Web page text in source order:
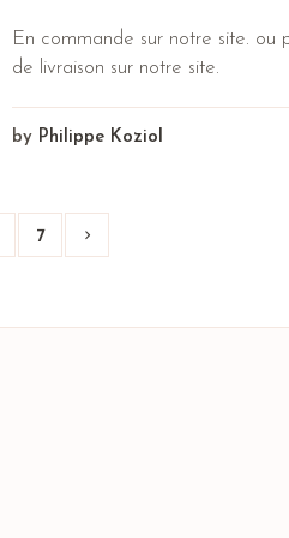
En commande sur notre site.
de livraison sur notre site.
by Philippe Koziol
7